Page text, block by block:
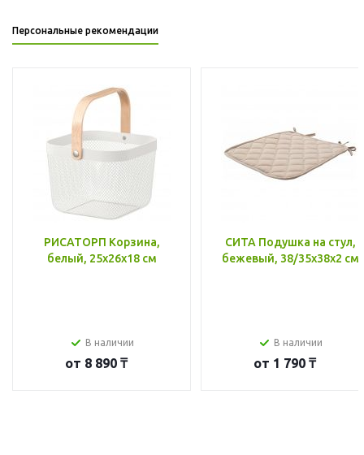
Персональные рекомендации
РИСАТОРП Корзина,
белый, 25x26x18 см
В наличии
от 8 890 ₸
СИТА Подушка на стул,
бежевый, 38/35x38x2 см
В наличии
от 1 790 ₸